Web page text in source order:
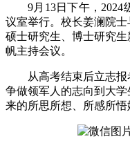
9月13日下午，2024
议室举行。校长姜澜院士
硕士研究生、博士研究
帆主持会议。
从高考结束后立志
争做领军人的志向到大
来的所思所想、所感所悟